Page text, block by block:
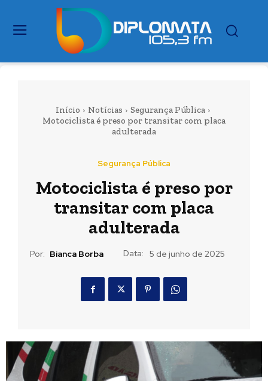
Início Notícias
Segurança Pública
Motociclista é preso por transitar com placa
adulterada
Segurança Pública
Motociclista é preso por
transitar com placa
adulterada
Por: Bianca Borba Data: 5 de junho de 2025